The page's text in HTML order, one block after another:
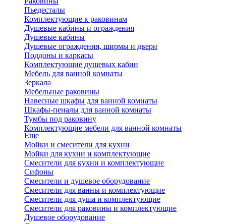
Пьедесталы
Комплектующие к раковинам
Душевые кабины и ограждения
Душевые кабины
Душевые ограждения, ширмы и двери
Поддоны и каркасы
Комплектующие душевых кабин
Мебель для ванной комнаты
Зеркала
Мебельные раковины
Навесные шкафы для ванной комнаты
Шкафы-пеналы для ванной комнаты
Тумбы под раковину
Комплектующие мебели для ванной комнаты
Еще
Мойки и смесители для кухни
Мойки для кухни и комплектующие
Смесители для кухни и комплектующие
Сифоны
Смесители и душевое оборудование
Смесители для ванны и комплектующие
Смесители для душа и комплектующие
Смесители для раковины и комплектующие
Душевое оборудование